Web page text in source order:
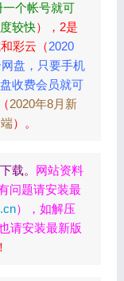
个帐号就可
较快），2是
彩云（2020
盘，只要手机
收费会员就可
2020年8月新
）。
载。 网站资料
问题请安装最
），如解压
请安装最新版